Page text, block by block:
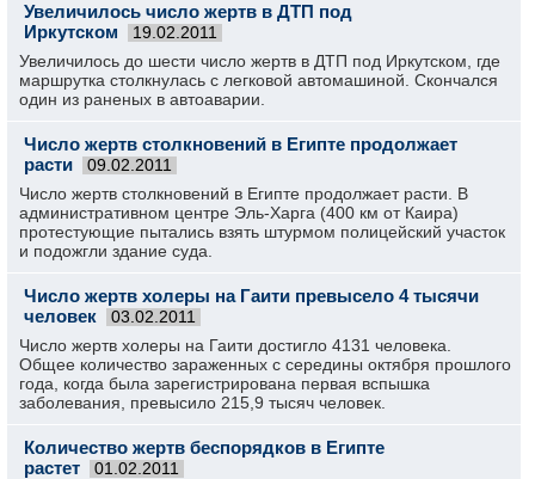
Увеличилось число жертв в ДТП под
Иркутском
19.02.2011
Увеличилось до шести число жертв в ДТП под Иркутском, где
маршрутка столкнулась с легковой автомашиной. Скончался
один из раненых в автоаварии.
Число жертв столкновений в Египте продолжает
расти
09.02.2011
Число жертв столкновений в Египте продолжает расти. В
административном центре Эль-Харга (400 км от Каира)
протестующие пытались взять штурмом полицейский участок
и подожгли здание суда.
Число жертв холеры на Гаити превысело 4 тысячи
человек
03.02.2011
Число жертв холеры на Гаити достигло 4131 человека.
Общее количество зараженных с середины октября прошлого
года, когда была зарегистрирована первая вспышка
заболевания, превысило 215,9 тысяч человек.
Количество жертв беспорядков в Египте
растет
01.02.2011